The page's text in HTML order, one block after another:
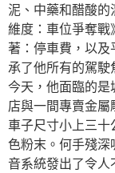
泥、中藥和醋酸
維度：車位爭奪
著：停車費，以
承了他所有的駕駛
今天，他面臨的是
店與一間專賣金
車子尺寸小上三十
色粉末。何手殘
音系統發出了令